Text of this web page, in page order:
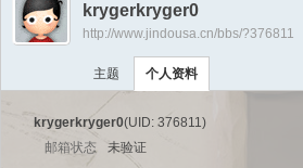
Di ›
krygerkryger0
http://www.jindousa.cn/bbs/?376811
主题 个人资料
krygerkryger0(UID: 376811)
邮箱状态
未验证